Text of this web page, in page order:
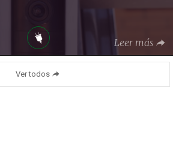
Leer más
Ver todos